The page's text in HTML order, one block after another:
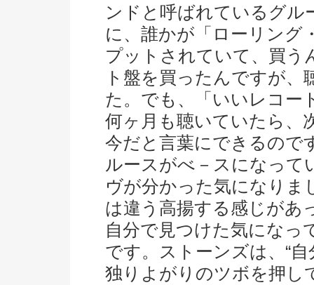
ンドと呼ばれているグル
に、誰かが「ローリング
プットされていて、買う
ト盤を買ったんですが
た。でも、「いいレコー
何ヶ月も聴いていたら、
今だと言葉にできるので
ルースがべ－スになって
ヴが分かった気になりま
は違う高揚する感じがあ
自分で見つけた気になっ
です。ストーンズは、“
独りよがりのツボを押し